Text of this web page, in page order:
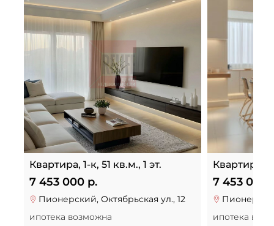
Квартира, 1-к, 51 кв.м., 1 эт.
7 453 000 р.
Пионерский, Октябрьская ул., 12
ипотека возможна
Квартира,
7 453 000
ипотека